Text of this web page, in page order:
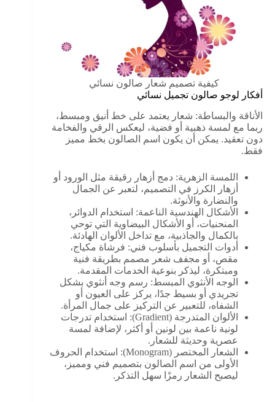
كيفية تصميم شعار صالون نسائي
أفكار لوجو صالون تجميل نسائي
الأناقة والبساطة: شعار يعتمد على خط أنيق ومبسط،
ربما مع لمسة ذهبية أو فضية، ليعكس الرقي والفخامة
دون تعقيد. يمكن أن يكون اسم الصالون بخط مميز
فقط.
اللمسة الزهرية: دمج أزهار رقيقة مثل الورود أو
أزهار الكرز في التصميم، لتعبر عن الجمال
والنضارة والأنوثة.
الأشكال الهندسية الناعمة: استخدام الدوائر،
المنحنيات، أو الأشكال البيضاوية التي توحي
بالكمال والجاذبية، مع تداخل الألوان الهادئة.
أدوات التجميل بأسلوب فني: فرشاة مكياج،
مقص، أو مجفف شعر مصمم بطريقة فنية
ومبتكرة، ليذكر بنوعية الخدمات المقدمة.
الوجه الأنثوي المبسط: رسم وجه أنثوي بشكل
تجريدي أو بسيط جدًا، يركز على العيون أو
الشفاه، للتعبير عن التركيز على جمال المرأة.
الألوان المتدرجة (Gradient): استخدام تدرجات
لونية ناعمة بين لونين أو أكثر، لإضافة لمسة
عصرية وحديثة للشعار.
الشعار المختصر (Monogram): استخدام الحروف
الأولى من اسم الصالون بتصميم فني ومميز،
ليصبح الشعار رمزًا سهل التذكر.